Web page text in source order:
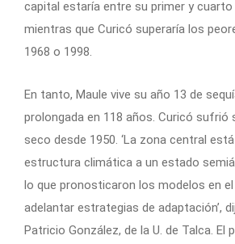
capital estaría entre su primer y
mientras que Curicó superaría los
1968 o 1998.
En tanto, Maule vive su año 13 de
prolongada en 118 años. Curicó sufrió
seco desde 1950. ‘La zona central
estructura climática a un estado
lo que pronosticaron los modelos en el
adelantar estrategias de adaptación’,
Patricio González, de la U. de Talca. El